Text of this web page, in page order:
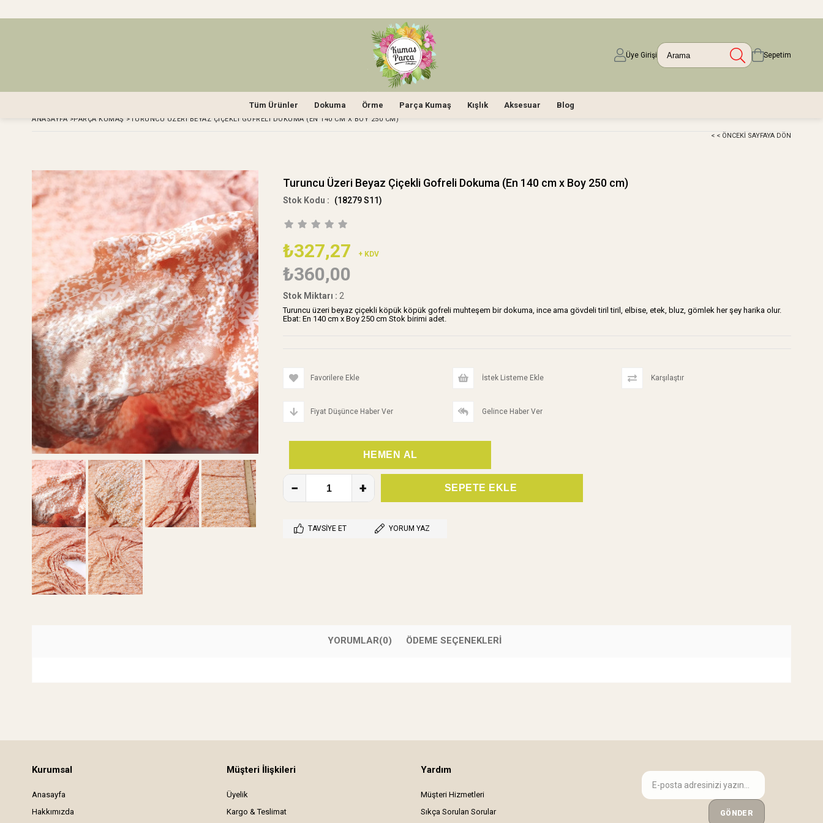
Üye Girişi Sepetim
Tüm Ürünler Dokuma Örme Parça Kumaş Kışlık Aksesuar Blog
ANASAYFA >PARÇA KUMAŞ > TURUNCU ÜZERI BEYAZ ÇIÇEKLI GOFRELI DOKUMA (EN 140 CM X BOY 250 CM)
< < ÖNCEKI SAYFAYA DÖN
Turuncu Üzeri Beyaz Çiçekli Gofreli Dokuma (En 140 cm x Boy 250 cm)
(18279 S11)
₺327,27 + KDV
₺360,00
Stok Miktarı : 2
Turuncu üzeri beyaz çiçekli köpük köpük gofreli muhteşem bir dokuma, ince ama gövdeli tiril tiril, elbise, etek, bluz, gömlek her şey harika olur.
Ebat: En 140 cm x Boy 250 cm Stok birimi adet.
Favorilere Ekle İstek Listeme Ekle Karşılaştır
Fiyat Düşünce Haber Ver Gelince Haber Ver
TAVSIYE ET YORUM YAZ
YORUMLAR(0) ÖDEME SEÇENEKLERI
Kurumsal
Anasayfa
Hakkımızda
Müşteri İlişkileri
Üyelik
Kargo & Teslimat
Yardım
Müşteri Hizmetleri
Sıkça Sorulan Sorular
GÖNDER